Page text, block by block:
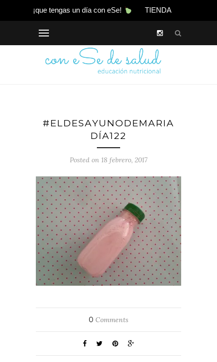
¡que tengas un día con eSe! TIENDA
#ELDESAYUNODEMARIA
DÍA122
Posted on 18 febrero, 2017
0 Comments